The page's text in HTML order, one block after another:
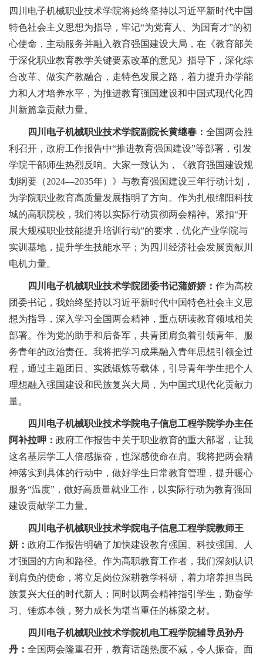
四川电子机械职业技术学院将始终坚持以习近平新时代中国
特色社会主义思想为指导，牢记“为党育人、为国育才”的初
心使命，主动服务并融入教育强国建设大局 ，在《教育部关
于深化职业教育教学关键要素改革的意见》指导下， 深化综
合改革、做实产教融合， 走特色发展之路，着力提升办学能
力和人才培养水平， 为推进教育强国建设和中国式现代化四
川新篇章贡献力量。
四川电子机械职业技术学院副院长黄继春： 全国两会胜
利召开，政府工作报告中“推进教育强国建设”等部署，引发
学院干部师生热烈反响。大家一致认为，《教育强国建设规
划纲要（2024—2035年）》与教育强国建设三年行动计划，
为学院职业教育高质量发展指明了方向。 作为扎根绵阳科技
城的高职院校，我们将以实际行动贯彻两会精神。紧扣“开
展大规模职业技能提升培训行动”的要求， 优化产业学院与
实训基地 ，提升学生技能水平 ；为四川经济社会发展贡献川
电机力量。
四川电子机械职业技术学院团委书记蒲娇娇： 作为高校
团委书记，我始终坚持以习近平新时代中国特色社会主义思
想为指导，深入学习全国两会精神，重点研读教育领域相关
部署。 作为党的助手和后备军，共青团肩负着引领青年、服
务青年的政治责任。我将把学习成果融入青年思想引领全过
程，通过主题团日、实践锻炼等载体，引导青年学生把个人
理想融入强国建设和民族复兴大局， 为中国式现代化贡献力
量。
四川电子机械职业技术学院电子信息工程学院学办主任
阿补拉呷： 政府工作报告中关于职业教育的重大部署 ，让我
这名基层学工人倍感振奋，也深感使命在肩。我将把两会精
神落实到具体的行动中 ， 做好学生 日常教育管理 ， 提升暖心
服务“温度” ， 做好高质量就业工作，以实际行动为教育强国
建设贡献学工力量。
四川电子机械职业技术学院电子信息工程学院教师王
妍： 政府工作报告明确了加快建设教育强国
、科技强国、人
才强国 的方向和路径。作为高职教育工作者，我们深刻认识
到肩负的使命，将立足岗位深耕教学科研，着力培养担当民
族复兴大任的时代新人；同时以两会精神指引学生，勤奋学
习、锤炼本领，努力成长为堪当重任的栋梁之材。
四川电子机械职业技术学院机电工程学院辅导员孙丹
丹： 全国两会隆重召开，教育话题热度不减，令人振奋。 面